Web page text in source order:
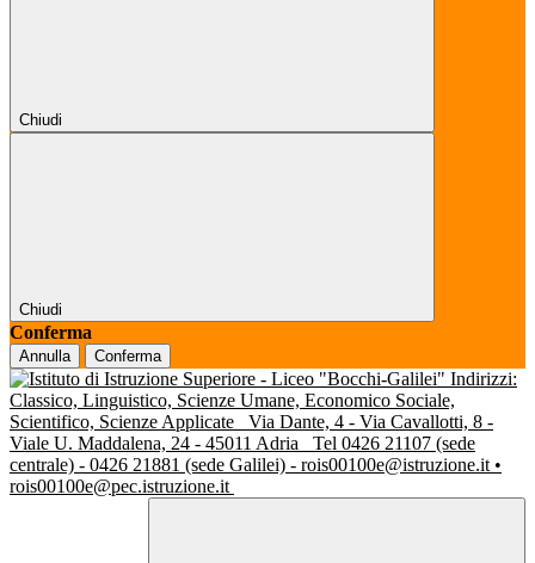
Chiudi
Chiudi
Conferma
Annulla Conferma
Indirizzi:
Classico, Linguistico, Scienze Umane, Economico Sociale,
Scientifico, Scienze Applicate
Via Dante, 4 - Via Cavallotti, 8 -
Viale U. Maddalena, 24 - 45011 Adria
Tel 0426 21107 (sede
centrale) - 0426 21881 (sede Galilei) - rois00100e@istruzione.it •
rois00100e@pec.istruzione.it